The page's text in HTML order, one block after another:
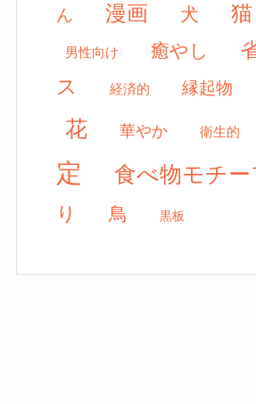
ん 漫画 犬 猫
男性向け 癒やし
ス
経済的 縁起物
花 華やか 衛生的
定
食べ物モチー
り
鳥 黒板